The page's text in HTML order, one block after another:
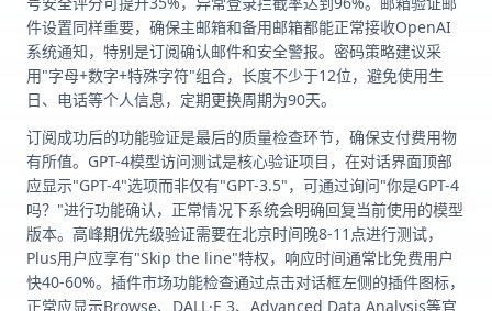
件设置同样重要，确保主邮箱和备用邮箱都能正常接收OpenAI
系统通知，特别是订阅确认邮件和安全警报。密码策略建议采
用"字母+数字+特殊字符"组合，长度不少于12位，避免使用生
日、电话等个人信息，定期更换周期为90天。
订阅成功后的功能验证是最后的质量检查环节，确保支付费用物
有所值。GPT-4模型访问测试是核心验证项目，在对话界面顶部
应显示"GPT-4"选项而非仅有"GPT-3.5"，可通过询问"你是GPT-4
吗？"进行功能确认，正常情况下系统会明确回复当前使用的模型
版本。高峰期优先级验证需要在北京时间晚8-11点进行测试，
Plus用户应享有"Skip the line"特权，响应时间通常比免费用户
快40-60%。插件市场功能检查通过点击对话框左侧的插件图标，
正常应显示Browse、DALL·E 3、Advanced Data Analysis等官